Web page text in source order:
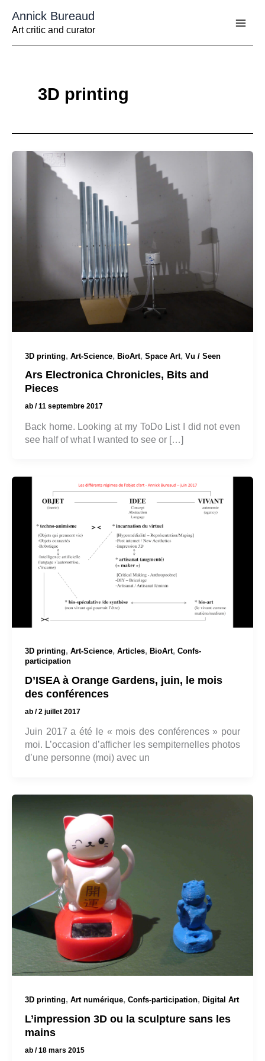
contenu
Annick Bureaud
Art critic and curator
3D printing
3D printing, Art-Science, BioArt, Space Art, Vu / Seen
Ars Electronica Chronicles, Bits and
Pieces
ab /11 septembre 2017
Back home. Looking at my ToDo List I did not even
see half of what I wanted to see or […]
3D printing, Art-Science, Articles, BioArt, Confs-
participation
D’ISEA à Orange Gardens, juin, le mois
des conférences
ab /2 juillet 2017
Juin 2017 a été le « mois des conférences » pour
moi. L’occasion d’afficher les sempiternelles photos
d’une personne (moi) avec un
3D printing, Art numérique, Confs-participation, Digital Art
L’impression 3D ou la sculpture sans les
mains
ab /18 mars 2015